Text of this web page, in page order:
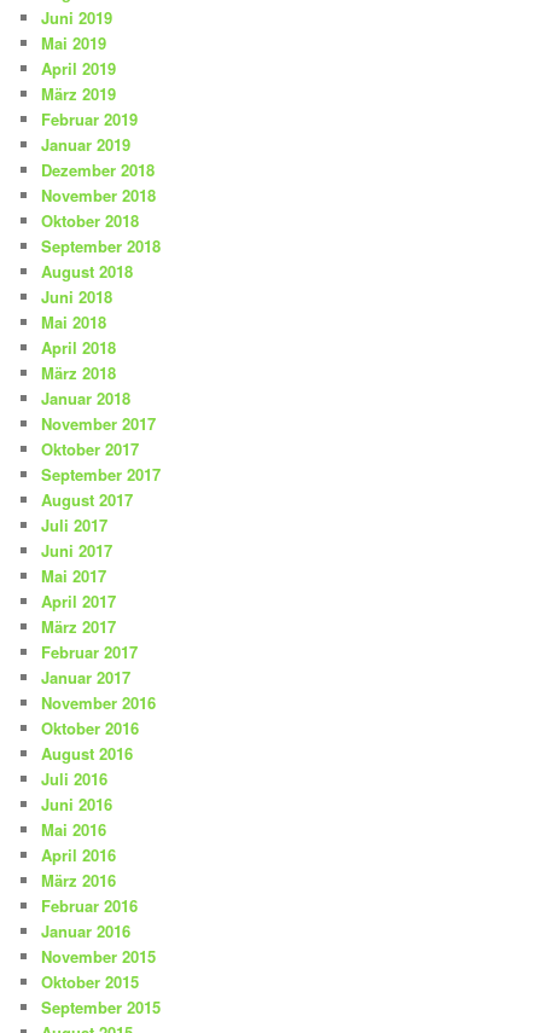
Juni 2019
Mai 2019
April 2019
März 2019
Februar 2019
Januar 2019
Dezember 2018
November 2018
Oktober 2018
September 2018
August 2018
Juni 2018
Mai 2018
April 2018
März 2018
Januar 2018
November 2017
Oktober 2017
September 2017
August 2017
Juli 2017
Juni 2017
Mai 2017
April 2017
März 2017
Februar 2017
Januar 2017
November 2016
Oktober 2016
August 2016
Juli 2016
Juni 2016
Mai 2016
April 2016
März 2016
Februar 2016
Januar 2016
November 2015
Oktober 2015
September 2015